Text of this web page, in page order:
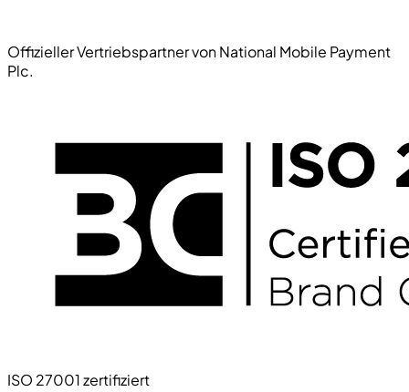
Offizieller Vertriebspartner von National Mobile Payment
Plc.
ISO 27001 zertifiziert